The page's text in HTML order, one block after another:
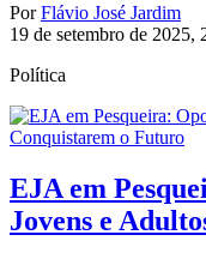
PorFlávio José Jardim
19 de setembro de 2025,
Política
EJA em
Jovens e